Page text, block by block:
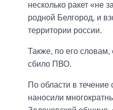
несколько ракет «не
родной Белгород, и
территории россии.
Также, по его словам,
сбило ПВО.
По области в течение
наносили